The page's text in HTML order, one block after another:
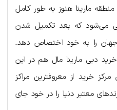
منطقه مارینا هنوز به طور کامل
می‌شود که بعد تکمیل شدن
جهان را به خود اختصاص دهد.
دبی مارینا مال هم در این
خرید از معروفترین مراکز
معتبر دنیا را در خود جای